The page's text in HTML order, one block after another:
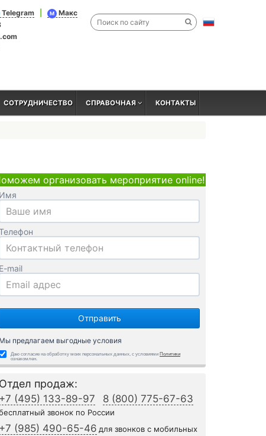
Telegram M
Макс
СОТРУДНИЧЕСТВО СПРАВОЧНАЯ КОНТАКТЫ
организовать мероприятие online!
Имя
E-mail
Мы предлагаем выгодные условия
Даю согласие на обработку моих персональных данных, с условиями Политики
ознакомлен.
Отдел продаж:
+7 (495) 133-89-97 8 (800) 775-67-63
звонок по России
+7 (985) 490-65-46 для звонков с мобильных